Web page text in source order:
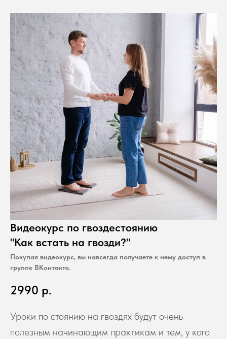
Видеокурс по гвоздестоянию
"Как встать на гвозди?"
Покупая видеокурс, вы навсегда получаете к нему доступ в
группе ВКонтакте.
2990 р.
Уроки по стоянию на гвоздях будут очень
полезным начинающим практикам и тем, у кого